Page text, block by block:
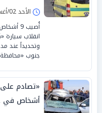
الأحد 02/أغسطس/2026 - 06:34 م
أُصيب 9
انقلاب سيارة
وتحديداً عند
جنوب «محافظة
أشخاص في